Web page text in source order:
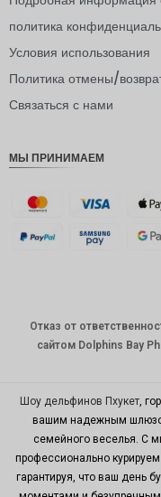
ая
й
политика
Условия использования
Политика отмены/
Связаться с нами
МЫ ПРИНИМАЕМ
Отказ от
сайтом Dolphins Bay
Шоу дельфинов Пхукет ,
вашим надежным
семейного веселья. С
профессионально
гарантируя, что ваш день